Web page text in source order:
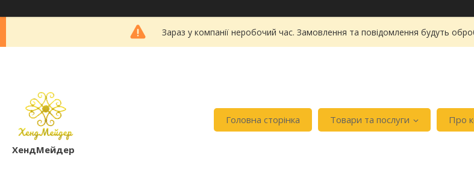
Зараз у компанії неробочий час. Замовлення та повідомлення будуть
ХендМейдер
Головна сторінка Товари та послуги Про